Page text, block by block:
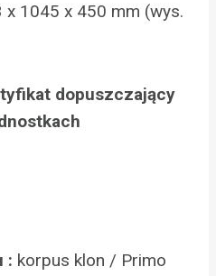
1045 x 450 mm (wys.
dopuszczający
: korpus klon / Primo